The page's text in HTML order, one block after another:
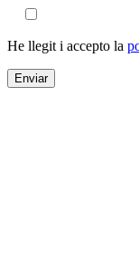
He llegit i accepto la